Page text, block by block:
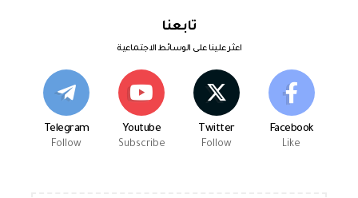
تابعنا
اعثر علينا على الوسائط الاجتماعية
Facebook
Like
Twitter
Follow
Youtube
Subscribe
Telegram
Follow